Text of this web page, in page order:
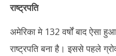
राष्ट्रपति
अमेरिका मे 132 वर्षों बाद ऐसा
राष्ट्रपति बना है। इससे पहले